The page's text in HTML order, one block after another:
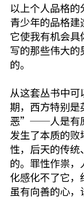
以上个人品格
青少年的品格建
它使我有机会
写的那些伟大
的。
从这套丛书中
期，西方特别
恶”──人是有
发生了本质的
性，后天的传
的。罪性作祟
化感化不了它
虽有向善的心，